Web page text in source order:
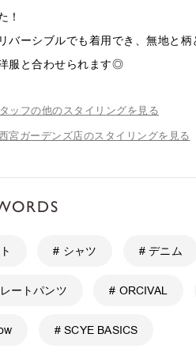
！
バーシブルでも着用でき、無地と柄
服と合わせられます◎
ッフの他のスタイリングを見る
宮ガーデンズ店のスタイリングを見る
# シャツ # デニム
ートパンツ # ORCIVAL
# SCYE BASICS